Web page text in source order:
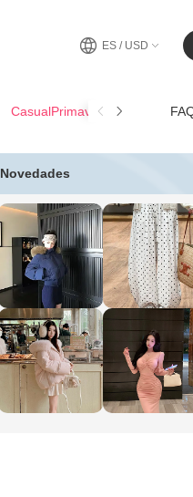
ES / USD
CasualPrimavera-Verano
Novedades